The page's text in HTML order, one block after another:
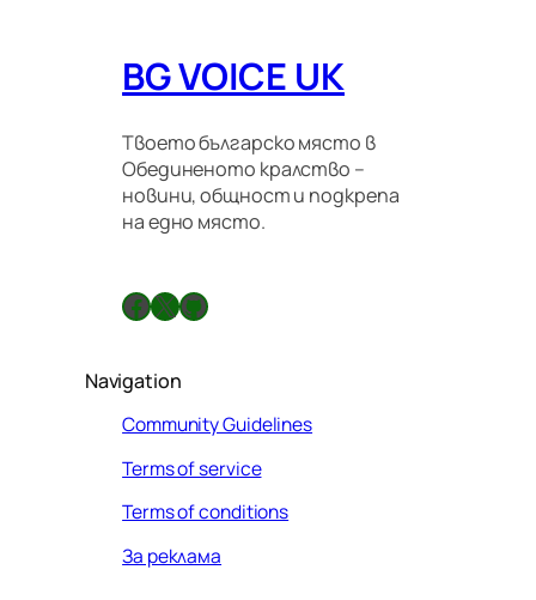
BG VOICE UK
Твоето българско място в
Обединеното кралство –
новини, общност и подкрепа
на едно място.
Facebook X GitHub
Navigation
Community Guidelines
Terms of service
Terms of conditions
За реклама